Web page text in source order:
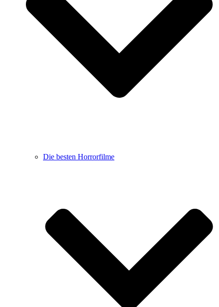
Die besten Horrorfilme